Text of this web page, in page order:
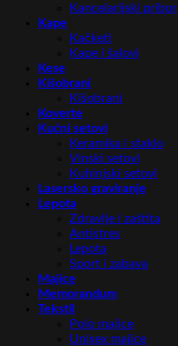
Kancelarijski pribor
Kape
Kačketi
Kape i šalovi
Kese
Kišobrani
Kišobrani
Koverte
Kućni setovi
Keramika i staklo
Vinski setovi
Kuhinjski setovi
Lasersko graviranje
Lepota
Zdravlje i zaštita
Antistres
Lepota
Sport i zabava
Majice
Memorandum
Tekstil
Polo majice
Unisex majice